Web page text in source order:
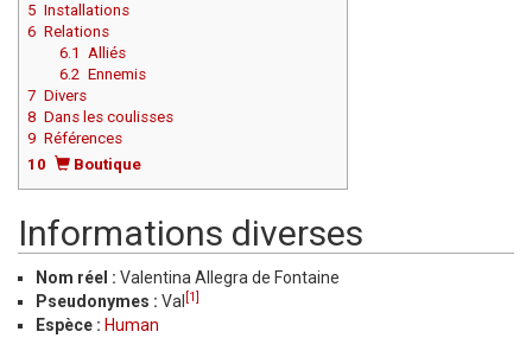
5 Installations
6 Relations
6.1 Alliés
6.2 Ennemis
7 Divers
8 Dans les coulisses
9 Références
10
Boutique
Informations diverses
Nom réel : Valentina Allegra de Fontaine
Pseudonymes : Val [1]
Espèce : Human